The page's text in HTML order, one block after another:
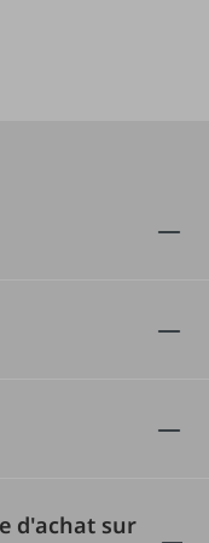
d'achat sur